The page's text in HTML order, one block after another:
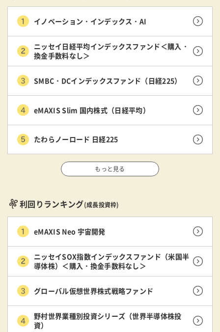
イノベーション・インデックス・AI
ニッセイ日経平均インデックスファンド＜購入・
換金手数料なし＞
SMBC・DCインデックスファンド（日経225）
eMAXIS Slim 国内株式（日経平均）
たわらノーロード 日経225
もっと見る
利回りランキング(成長投資枠)
eMAXIS Neo 宇宙開発
ニッセイSOX指数インデックスファンド（米国半
導体株）＜購入・換金手数料なし＞
グローバル仮想世界株式戦略ファンド
野村世界業種別投資シリーズ（世界半導体株投
資）